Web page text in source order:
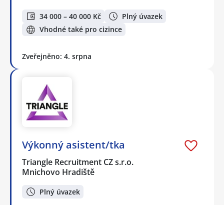
34 000 – 40 000 Kč
Plný úvazek
Vhodné také pro cizince
Zveřejněno: 4. srpna
Výkonný asistent/tka
Triangle Recruitment CZ s.r.o.
Mnichovo Hradiště
Plný úvazek